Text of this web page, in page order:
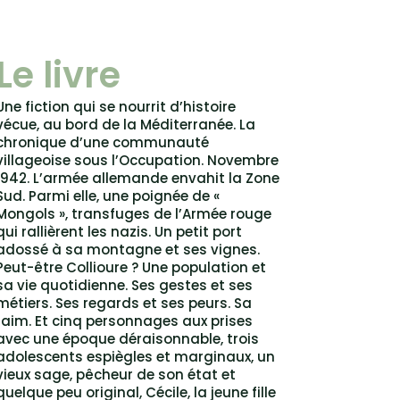
livre
fiction qui se nourrit d’histoire
au bord de la Méditerranée. La
d’une communauté
sous l’Occupation. Novembre
L’armée allemande envahit la Zone
Parmi elle, une poignée de «
», transfuges de l’Armée rouge
rallièrent les nazis. Un petit port
à sa montagne et ses vignes.
être Collioure ? Une population et
vie quotidienne. Ses gestes et ses
Ses regards et ses peurs. Sa
Et cinq personnages aux prises
une époque déraisonnable, trois
espiègles et marginaux, un
sage, pêcheur de son état et
peu original, Cécile, la jeune fille